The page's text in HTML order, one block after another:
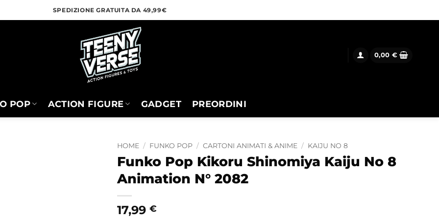
SPEDIZIONE GRATUITA DA 49,99€
0,00 €
POP ACTION FIGURE GADGET PREORDINI
HOME / FUNKO POP / CARTONI ANIMATI & ANIME / KAIJU NO 8
Funko Pop Kikoru Shinomiya Kaiju No 8
Animation N° 2082
17,99 €